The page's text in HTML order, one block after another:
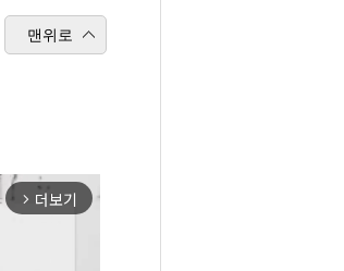
맨위로
arrow_forward_ios 더보기